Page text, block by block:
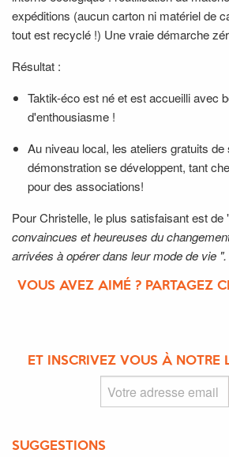
expéditions (aucun carton ni matériel de
tout est recyclé !) Une vraie démarche
Résultat :
Taktik-éco est né et est accueilli avec
d'enthousiasme !
Au niveau local, les ateliers gratuits
démonstration se développent, tant
pour des associations!
Pour Christelle, le plus satisfaisant est de
convaincues et heureuses du
arrivées à opérer dans leur mode de vie ".
VOUS AVEZ AIMÉ ? PARTAGEZ
ET INSCRIVEZ VOUS À NOTRE
SUGGESTIONS